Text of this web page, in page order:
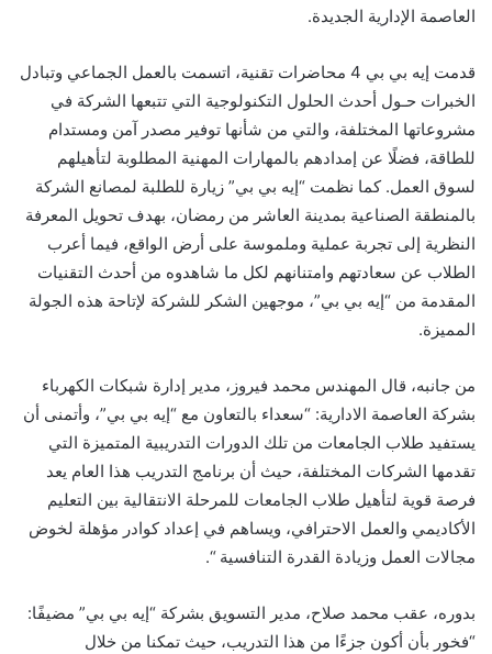
العاصمة الإدارية الجديدة.
قدمت إيه بي بي 4 محاضرات تقنية، اتسمت بالعمل الجماعي وتبادل
الخبرات حـول أحدث الحلول التكنولوجية التي تتبعها الشركة في
مشروعاتها المختلفة، والتي من شأنها توفير مصدر آمن ومستدام
للطاقة، فضلًا عن إمدادهم بالمهارات المهنية المطلوبة لتأهيلهم
لسوق العمل. كما نظمت “إيه بي بي” زيارة للطلبة لمصانع الشركة
بالمنطقة الصناعية بمدينة العاشر من رمضان، بهدف تحويل المعرفة
النظرية إلى تجربة عملية وملموسة على أرض الواقع، فيما أعرب
الطلاب عن سعادتهم وامتنانهم لكل ما شاهدوه من أحدث التقنيات
المقدمة من “إيه بي بي”، موجهين الشكر للشركة لإتاحة هذه الجولة
المميزة.
من جانبه، قال المهندس محمد فيروز، مدير إدارة شبكات الكهرباء
بشركة العاصمة الادارية: “سعداء بالتعاون مع “إيه بي بي”، وأتمنى أن
يستفيد طلاب الجامعات من تلك الدورات التدريبية المتميزة التي
تقدمها الشركات المختلفة، حيث أن برنامج التدريب هذا العام يعد
فرصة قوية لتأهيل طلاب الجامعات للمرحلة الانتقالية بين التعليم
الأكاديمي والعمل الاحترافي، ويساهم في إعداد كوادر مؤهلة لخوض
مجالات العمل وزيادة القدرة التنافسية “.
بدوره، عقب محمد صلاح، مدير التسويق بشركة “إيه بي بي” مضيفًا:
“فخور بأن أكون جزءًا من هذا التدريب، حيث تمكنا من خلال